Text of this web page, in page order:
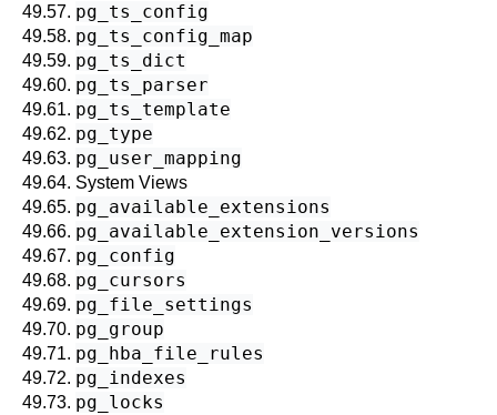
49.57. pg_ts_config
49.58. pg_ts_config_map
49.59. pg_ts_dict
49.60. pg_ts_parser
49.61. pg_ts_template
49.62. pg_type
49.63. pg_user_mapping
49.64. System Views
49.65. pg_available_extensions
49.66. pg_available_extension_versions
49.67. pg_config
49.68. pg_cursors
49.69. pg_file_settings
49.70. pg_group
49.71. pg_hba_file_rules
49.72. pg_indexes
49.73. pg_locks